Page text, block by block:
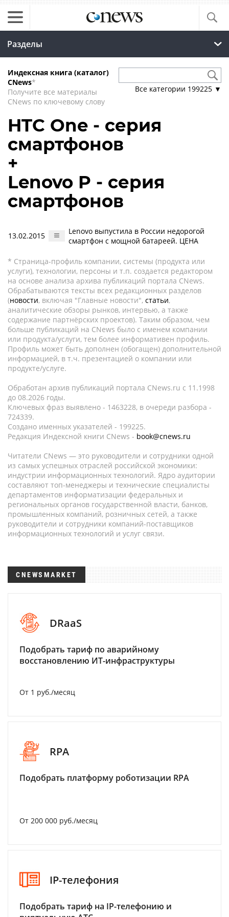
Разделы
Индексная книга (каталог)
CNews*
Получите все материалы
CNews по ключевому слову
Все категории 199225 ▼
HTC One - серия
смартфонов
+
Lenovo P - серия
смартфонов
13.02.2015
Lenovo выпустила в России недорогой
смартфон с мощной батареей. ЦЕНА
* Страница-профиль компании, системы (продукта или
услуги), технологии, персоны и т.п. создается редактором
на основе анализа архива публикаций портала CNews.
Обрабатываются тексты всех редакционных разделов
(новости, включая "Главные новости", статьи,
аналитические обзоры рынков, интервью, а также
содержание партнёрских проектов). Таким образом, чем
больше публикаций на CNews было с именем компании
или продукта/услуги, тем более информативен профиль.
Профиль может быть дополнен (обогащен) дополнительной
информацией, в т.ч. презентацией о компании или
продукте/услуге.
Обработан архив публикаций портала CNews.ru c 11.1998
до 08.2026 годы.
Ключевых фраз выявлено - 1463228, в очереди разбора -
724339.
Создано именных указателей - 199225.
Редакция Индексной книги CNews - book@cnews.ru
Читатели CNews — это руководители и сотрудники одной
из самых успешных отраслей российской экономики:
индустрии информационных технологий. Ядро аудитории
составляют топ-менеджеры и технические специалисты
департаментов информатизации федеральных и
региональных органов государственной власти, банков,
промышленных компаний, розничных сетей, а также
руководители и сотрудники компаний-поставщиков
информационных технологий и услуг связи.
CNEWSMARKET
DRaaS
Подобрать тариф по аварийному
восстановлению ИТ-инфраструктуры
От 1 руб./месяц
RPA
Подобрать платформу роботизации RPA
От 200 000 руб./месяц
IP-телефония
Подобрать тариф на IP-телефонию и